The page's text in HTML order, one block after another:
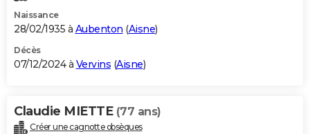
Naissance
28/02/1935 à Aubenton (Aisne)
Décès
07/12/2024 à Vervins (Aisne)
Claudie MIETTE (77 ans)
Créer une cagnotte obsèques